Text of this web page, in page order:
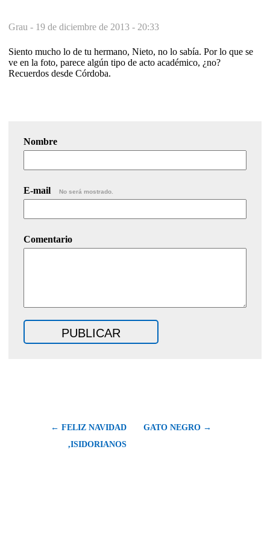
Grau - 19 de diciembre de 2013 - 20:33
Siento mucho lo de tu hermano, Nieto, no lo sabía. Por lo que se
ve en la foto, parece algún tipo de acto académico, ¿no?
Recuerdos desde Córdoba.
Nombre
E-mail No será mostrado.
Comentario
← FELIZ NAVIDAD
,ISIDORIANOS
GATO NEGRO →